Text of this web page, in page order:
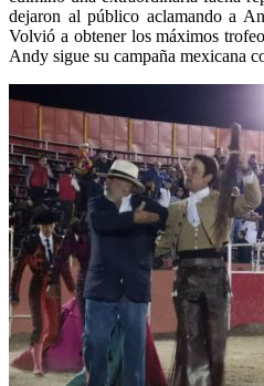
dejaron al público aclamando a
Volvió a obtener los máximos
Andy sigue su campaña mexicana